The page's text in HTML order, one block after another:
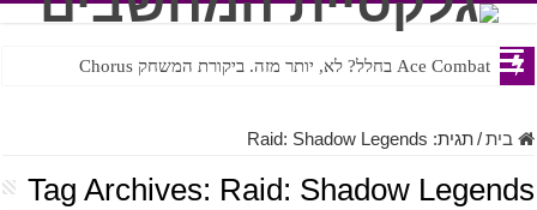
Ace Combat בחלל? לא, יותר מזה. ביקורת המשחק Chorus
Steven Universe והשירים שתורגמו בצורה נוראית לעברית
בית/תגית: Raid: Shadow Legends
Tag Archives: Raid: Shadow Legends